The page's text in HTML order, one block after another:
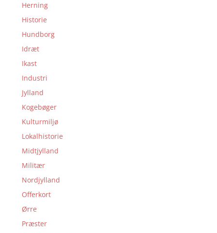
Herning
Historie
Hundborg
Idræt
Ikast
Industri
Jylland
Kogebøger
Kulturmiljø
Lokalhistorie
Midtjylland
Militær
Nordjylland
Offerkort
Ørre
Præster